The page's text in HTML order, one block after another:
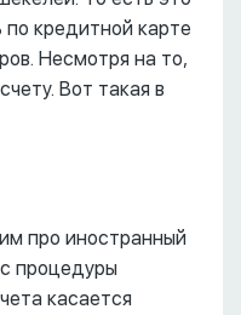
по кредитной карте
Несмотря на то,
Вот такая в
про иностранный
процедуры
касается